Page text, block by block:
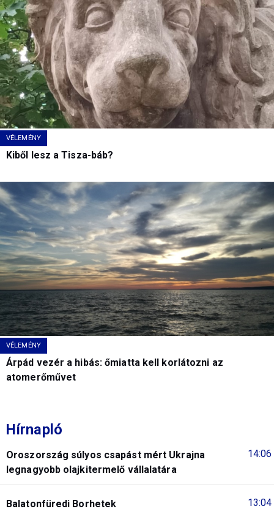
VÉLEMÉNY
Kiből lesz a Tisza-báb?
VÉLEMÉNY
Árpád vezér a hibás: őmiatta kell korlátozni az
atomerőművet
Hírnapló
14:06
Oroszország súlyos csapást mért Ukrajna
legnagyobb olajkitermelő vállalatára
13:04
Balatonfüredi Borhetek